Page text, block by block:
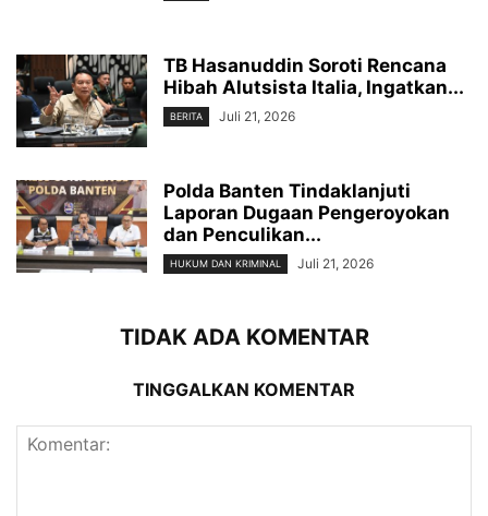
TB Hasanuddin Soroti Rencana
Hibah Alutsista Italia, Ingatkan...
BERITA Juli 21, 2026
Polda Banten Tindaklanjuti
Laporan Dugaan Pengeroyokan
dan Penculikan...
HUKUM DAN KRIMINAL Juli 21, 2026
TIDAK ADA KOMENTAR
TINGGALKAN KOMENTAR